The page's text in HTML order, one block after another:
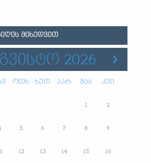
ᲛᲘᲮᲔᲓᲕᲘᲗ
2026
ოთხ ხუთ პარ შაბ კვი
1 2
5 6 7 8 9
12 13 14 15 16